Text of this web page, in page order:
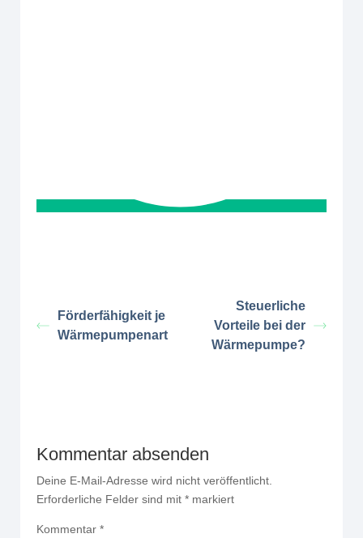
Förderfähigkeit je
Wärmepumpenart
Steuerliche
Vorteile bei der
Wärmepumpe?
Kommentar absenden
Deine E-Mail-Adresse wird nicht veröffentlicht.
Erforderliche Felder sind mit * markiert
Kommentar *